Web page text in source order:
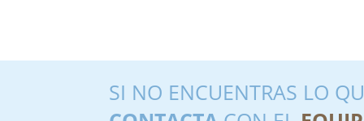
SI NO ENCUENTRAS LO